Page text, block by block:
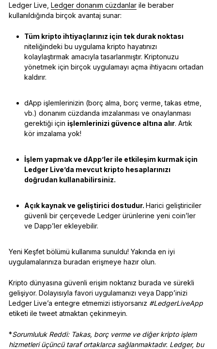
Ledger Live, Ledger donanım cüzdanlarile beraber
kullanıldığında birçok avantaj sunar:
Tüm kripto ihtiyaçlarınız için tek durak noktası
niteliğindeki bu uygulama kripto hayatınızı
kolaylaştırmak amacıyla tasarlanmıştır. Kriptonuzu
yönetmek için birçok uygulamayı açma ihtiyacını ortadan
kaldırır.
dApp işlemlerinizin (borç alma, borç verme, takas etme,
vb.) donanım cüzdanda imzalanması ve onaylanması
gerektiği için işlemlerinizi güvence altına alır. Artık
kör imzalama yok!
İşlem yapmak ve dApp’ler ile etkileşim kurmak için
Ledger Live’da mevcut kripto hesaplarınızı
doğrudan kullanabilirsiniz.
Açık kaynak ve geliştirici dostudur. Harici geliştiriciler
güvenli bir çerçevede Ledger ürünlerine yeni coin’ler
ve Dapp’ler ekleyebilir.
Yeni Keşfet bölümü kullanıma sunuldu! Yakında en iyi
uygulamalarınıza buradan erişmeye hazır olun.
Kripto dünyasına güvenli erişim noktanız burada ve sürekli
gelişiyor. Dolayısıyla favori uygulamanızı veya Dapp’inizi
Ledger Live’a entegre etmemizi istiyorsanız #LedgerLiveApp
etiketi ile tweet atmaktan çekinmeyin.
*Sorumluluk Reddi: Takas, borç verme ve diğer kripto işlem
hizmetleri üçüncü taraf ortaklarca sağlanmaktadır. Ledger, bu